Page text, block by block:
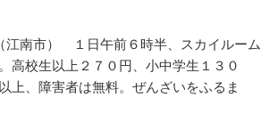
南市）
１日午前６時半、スカイルーム
高校生以上２７０円、小中学生１３０
上、障害者は無料。ぜんざいをふるま